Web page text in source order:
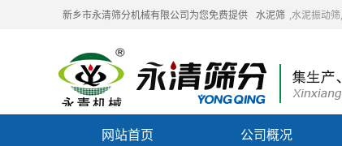
新乡市永清筛分机械有限公司为您免费提供 水泥筛 ,水泥振动
网站首页 公司概况